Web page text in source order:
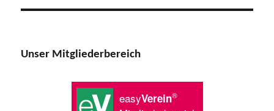
Unser Mitgliederbereich